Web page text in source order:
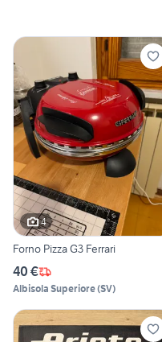
4
Forno Pizza G3 Ferrari
40 €
Albisola Superiore(SV)